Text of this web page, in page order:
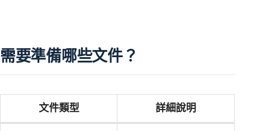
需要準備哪些文件？
文件類型 詳細說明